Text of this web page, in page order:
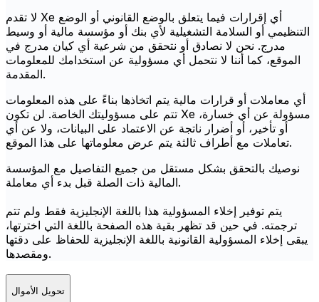
لا تقدم Xe أي إقرارات فيما يتعلق بالوضع القانوني أو الوضع
التنظيمي أو السلامة التشغيلية لأي بنك أو مؤسسة مالية أو وسيط
مدرج. نحن لا نصادق أو نتحقق من شرعية أي كيان مدرج في
الموقع، كما أننا لا نتحمل أي مسؤولية عن استخدامك للمعلومات
المقدمة.
أي معاملات أو قرارات مالية يتم اتخاذها بناءً على هذه المعلومات
تتم على مسؤوليتك الخاصة. لن تكون Xe مسؤولة عن أي خسارة،
أو تأخير، أو أضرار ناتجة عن الاعتماد على البيانات، ولا عن أي
تعاملات مع أطراف ثالثة يتم عرض معلوماتها على هذا الموقع.
نوصيك بالتحقق بشكل مستقل من جميع التفاصيل مع المؤسسة
المالية ذات الصلة قبل بدء أي معاملة.
يتم توفير إخلاء المسؤولية هذا باللغة الإنجليزية فقط ولم تتم
ترجمته. في حين قد تظهر بقية هذه الصفحة باللغة التي اخترتها،
يبقى إخلاء المسؤولية القانونية باللغة الإنجليزية للحفاظ على دقتها
ومقصدها.
تحويل الأموال